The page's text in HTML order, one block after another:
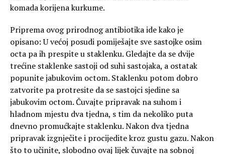
komada korijena kurkume.
Priprema ovog prirodnog antibiotika ide kako je
opisano: U većoj posudi pomiješajte sve sastojke osim
octa pa ih prespite u staklenku. Gledajte da se dvije
trećine staklenke sastoji od suhi sastojaka, a ostatak
popunite jabukovim octom. Staklenku potom dobro
zatvorite pa protresite da se sastojci sjedine sa
jabukovim octom. Čuvajte pripravak na suhom i
hladnom mjestu dva tjedna, s tim da nekoliko puta
dnevno promućkajte staklenku. Nakon dva tjedna
pripravak izgnječite i procijedite kroz gustu gazu. Nakon
što to učinite, slobodno ovaj lijek čuvajte na sobnoj